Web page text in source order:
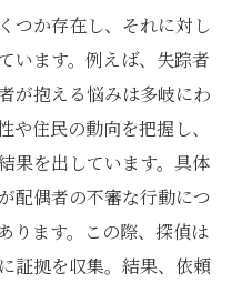
つか存在し、それに対し
います。例えば、失踪者
が抱える悩みは多岐にわ
住民の動向を把握し、
果を出しています。具体
配偶者の不審な行動につ
ります。この際、探偵は
証拠を収集。結果、依頼